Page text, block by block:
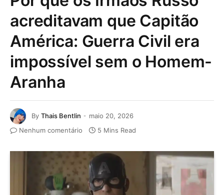
acreditavam que Capitão
América: Guerra Civil era
impossível sem o Homem-
Aranha
By Thais Bentlin
maio 20, 2026
Nenhum comentário
5 Mins Read